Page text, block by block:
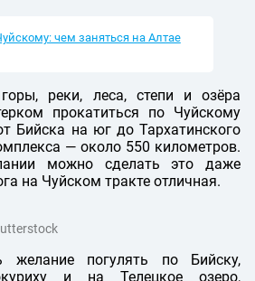
чем заняться на Алтае
реки, леса, степи и озёра
прокатиться по Чуйскому
Бийска на юг до Тархатинского
— около 550 километров.
можно сделать это даже
на Чуйском тракте отличная.
желание погулять по Бийску,
и на Телецкое озеро,